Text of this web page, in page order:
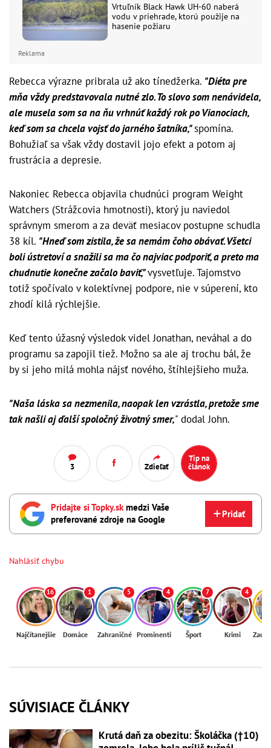
Vrtuľník Black Hawk UH-60 naberá
vodu v priehrade, ktorú použije na
hasenie požiaru
Reklama
Rebecca výrazne pribrala už ako tínedžerka. "Diéta pre
mňa vždy predstavovala nutné zlo. To slovo som nenávidela,
ale musela som sa na ňu vrhnúť každý rok po Vianociach,
keď som sa chcela vojsť do jarného šatníka,"spomína.
Bohužiaľ sa však vždy dostavil jojo efekt a potom aj
frustrácia a depresie.
Nakoniec Rebecca objavila chudnúci program Weight
Watchers (Strážcovia hmotnosti), ktorý ju naviedol
správnym smerom a za deväť mesiacov postupne schudla
38 kíl. "Hneď som zistila, že sa nemám čoho obávať. Všetci
boli ústretoví a snažili sa ma čo najviac podporiť, a preto ma
chudnutie konečne začalo baviť,"vysvetľuje. Tajomstvo
totiž spočívalo v kolektívnej podpore, nie v súperení, kto
zhodí kilá rýchlejšie.
Keď tento úžasný výsledok videl Jonathan, neváhal a do
programu sa zapojil tiež. Možno sa ale aj trochu bál, že
by si jeho milá mohla nájsť nového, štíhlejšieho muža.
"Naša láska sa nezmenila, naopak len vzrástla, pretože sme
tak našli aj ďalší spoločný životný smer," dodal John.
3 Zdieľať
Tip na
článok
Pridajte si Topky.skmedzi Vaše
preferované zdroje na Google
Pridať
Nahlásiť chybu
16
Najčítanejšie
1
Domáce
5
Zahraničné
4
Prominenti
7
Šport
4
Krimi
SÚVISIACE ČLÁNKY
Krutá daň za obezitu: Školáčka (†10)